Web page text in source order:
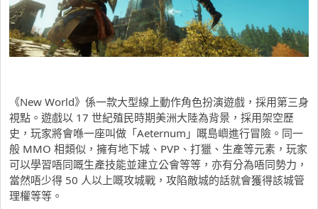
《New World》係一款大型線上動作角色扮演遊戲，採用第三身
視點。遊戲以 17 世紀殖民時期美洲大陸為背景，採用架空歷
史，玩家將會喺一座叫做「Aeternum」嘅島嶼進行冒險。同一
般 MMO 相類似，擁有地下城、PVP、打獵、生產等元素，玩家
可以學習唔同嘅生產技能並建立公會等等，亦有分為唔同勢力，
當然唔少得 50 人以上嘅攻城戰，攻陷敵城的話就會獲得該城管
理權等等。